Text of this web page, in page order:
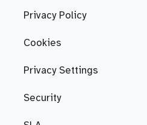
Privacy Policy
Cookies
Privacy Settings
Security